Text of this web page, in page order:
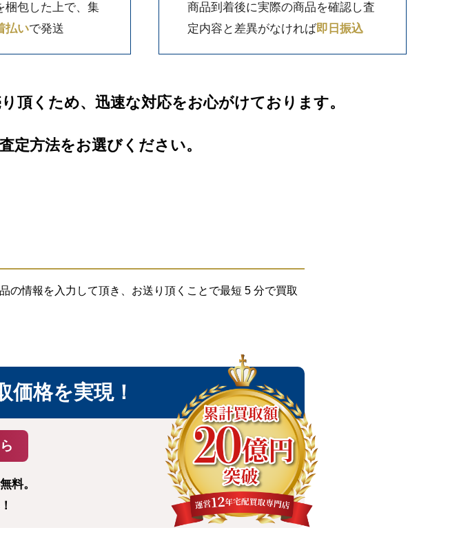
梱包した上で、集
払いで発送
商品到着後に実際の商品を確認し査
定内容と差異がなければ即日振込
頂くため、迅速な対応をお心がけております。
定方法をお選びください。
の情報を入力して頂き、お送り頂くことで最短 5 分で買取
価格を実現！
料。